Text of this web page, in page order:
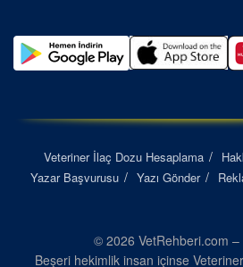
Veteriner İlaç Dozu Hesaplama
Yazar Başvurusu
Yazı Gönder
© 2026 VetRehberi.com
Beşeri hekimlik insan içinse